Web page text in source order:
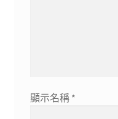
顯示名稱 *